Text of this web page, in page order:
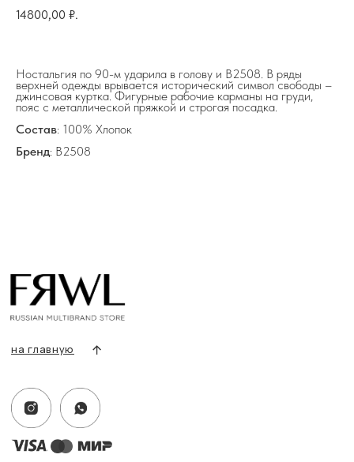
14800,00 ₽.
Ностальгия по 90-м ударила в голову и В2508. В ряды
верхней одежды врывается исторический символ свободы –
джинсовая куртка. Фигурные рабочие карманы на груди,
пояс с металлической пряжкой и строгая посадка.
Состав: 100% Хлопок
Бренд: В2508
Разделы сайта
Условия возврата/обмена
Оплата и доставка
Контакты, реквизиты
Информация
Политика конфиденциальности
на главную
ПН-ВС с 10:00 до 22:00
info@frwl.store
+7 919 690-30-30